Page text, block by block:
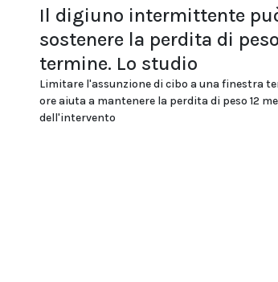
Il digiuno intermittente
sostenere la perdita di
termine. Lo studio
Limitare l'assunzione di cibo a una finestra
ore aiuta a mantenere la perdita di peso 12
dell'intervento